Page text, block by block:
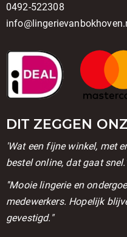
0492-522308
DIT ZEGGEN
'Wat een fijne winkel, met
bestel online, dat gaat
''Mooie lingerie en
medewerkers. Hopelijk
gevestigd."